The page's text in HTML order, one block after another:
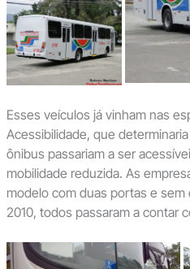
Esses veículos já vinham nas
Acessibilidade, que
ônibus passariam a ser
mobilidade reduzida. As
modelo com duas portas e sem
2010, todos passaram a contar